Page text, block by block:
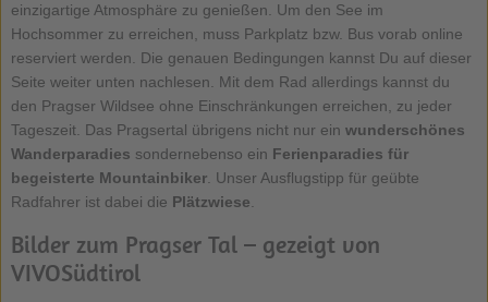
einzigartige Atmosphäre zu genießen. Um den See im
Hochsommer zu erreichen, muss Parkplatz bzw. Bus vorab online
reserviert werden. Die genauen Bedingungen kannst Du auf dieser
Seite weiter unten nachlesen. Mit dem Rad allerdings kannst du
den Pragser Wildsee ohne Einschränkungen erreichen, zu jeder
Tageszeit. Das Pragsertal übrigens nicht nur ein wunderschönes
Wanderparadies sondernebenso ein Ferienparadies für
begeisterte Mountainbiker. Unser Ausflugstipp für geübte
Radfahrer ist dabei die Plätzwiese.
Bilder zum Pragser Tal – gezeigt von
VIVOSüdtirol